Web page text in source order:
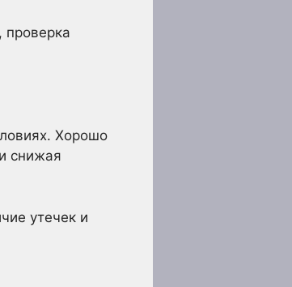
проверка
Хорошо
снижая
утечек и